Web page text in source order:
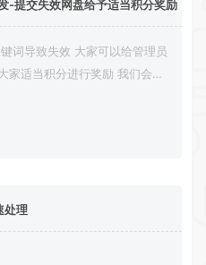
-提交失效网盘给予适当积分奖励
大家可以给管理员
家适当积分进行奖励 我们会第
处理